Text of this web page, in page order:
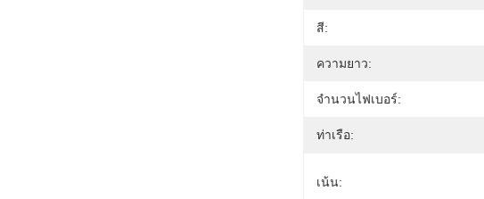
สี:
ความยาว:
จำนวนไฟเบอร์:
ท่าเรือ:
เน้น: